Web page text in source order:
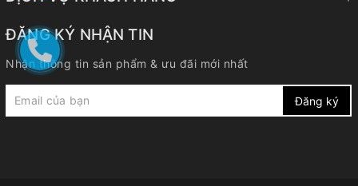
ĐĂNG KÝ NHẬN TIN
Nhận thông tin sản phẩm & ưu đãi mới nhất
Đăng ký